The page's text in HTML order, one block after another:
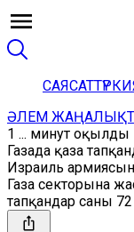
САЯСАТ
ӘЛЕМ
1 ... минут оқылды
Газада қаза
Израиль
Газа секторына
тапқандар саны